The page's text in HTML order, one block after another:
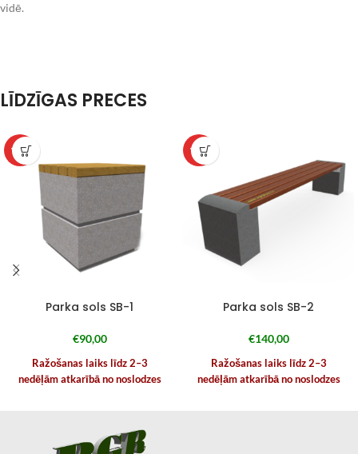
vidē.
LĪDZĪGAS PRECES
WPC
Parka sols SB-1
€90,00
Ražošanas laiks līdz 2–3
nedēļām atkarībā no noslodzes
WPC
Parka sols SB-2
€140,00
Ražošanas laiks līdz 2–3
nedēļām atkarībā no noslodzes